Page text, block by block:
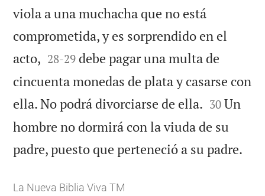
viola a una muchacha que no está
comprometida, y es sorprendido en el
acto, 

28-29 debe pagar una multa de
cincuenta monedas de plata y casarse con
ella. No podrá divorciarse de ella. 

30 Un
hombre no dormirá con la viuda de su
padre, puesto que perteneció a su padre.
La Nueva Biblia Viva TM